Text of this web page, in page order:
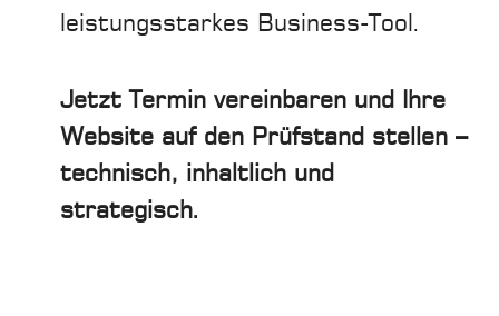
leistungsstarkes Business-Tool.
Jetzt Termin vereinbaren und Ihre
Website auf den Prüfstand stellen –
technisch, inhaltlich und
strategisch.